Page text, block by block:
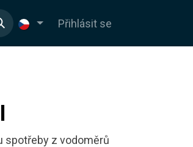
Přihlásit se
spotřeby z vodoměrů